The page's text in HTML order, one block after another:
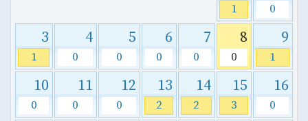
1 0
3
1
4
0
5
0
6
0
7
0
8
0
9
1
10
0
11
0
12
0
13
2
14
2
15
3
16
0